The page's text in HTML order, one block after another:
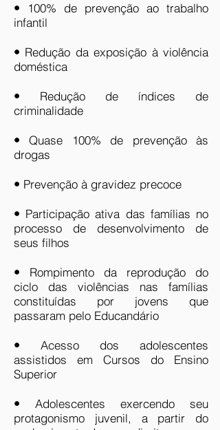
• 100% de prevenção ao trabalho
infantil
• Redução da exposição à violência
doméstica
• Redução de índices de
criminalidade
•Quase 100% de prevenção às
drogas
• Prevenção à gravidez precoce
• Participação ativa das famílias no
processo de desenvolvimento de
seus filhos
• Rompimento da reprodução do
ciclo das violências nas famílias
constituídas por jovens que
passaram pelo Educandário
• Acesso dos adolescentes
assistidos em Cursos do Ensino
Superior
• Adolescentes exercendo seu
protagonismo juvenil, a partir do